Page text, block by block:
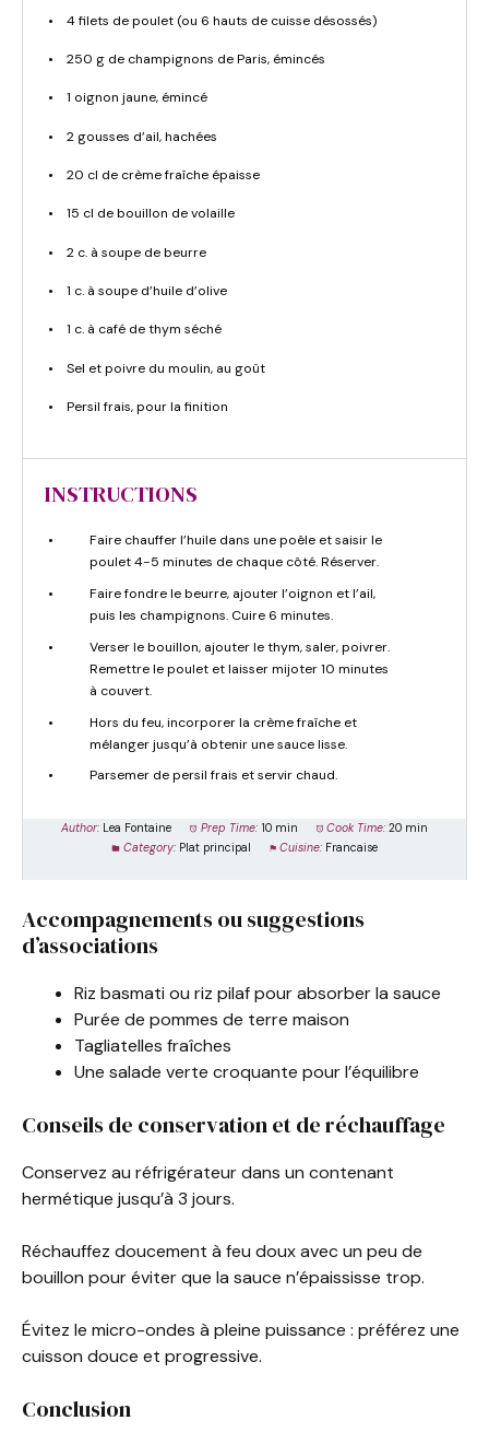
4 filets de poulet (ou 6 hauts de cuisse désossés)
250 g de champignons de Paris, émincés
1 oignon jaune, émincé
2 gousses d’ail, hachées
20 cl de crème fraîche épaisse
15 cl de bouillon de volaille
2 c. à soupe de beurre
1 c. à soupe d’huile d’olive
1 c. à café de thym séché
Sel et poivre du moulin, au goût
Persil frais, pour la finition
INSTRUCTIONS
Faire chauffer l’huile dans une poêle et saisir le
poulet 4-5 minutes de chaque côté. Réserver.
Faire fondre le beurre, ajouter l’oignon et l’ail,
puis les champignons. Cuire 6 minutes.
Verser le bouillon, ajouter le thym, saler, poivrer.
Remettre le poulet et laisser mijoter 10 minutes
à couvert.
Hors du feu, incorporer la crème fraîche et
mélanger jusqu’à obtenir une sauce lisse.
Parsemer de persil frais et servir chaud.
Author: Lea Fontaine Prep Time: 10 min Cook Time: 20 min
Category: Plat principal Cuisine: Francaise
Accompagnements ou suggestions
d’associations
Riz basmati ou riz pilaf pour absorber la sauce
Purée de pommes de terre maison
Tagliatelles fraîches
Une salade verte croquante pour l’équilibre
Conseils de conservation et de réchauffage
Conservez au réfrigérateur dans un contenant
hermétique jusqu’à 3 jours.
Réchauffez doucement à feu doux avec un peu de
bouillon pour éviter que la sauce n’épaississe trop.
Évitez le micro-ondes à pleine puissance : préférez une
cuisson douce et progressive.
Conclusion